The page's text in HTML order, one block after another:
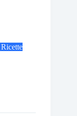
Ricette